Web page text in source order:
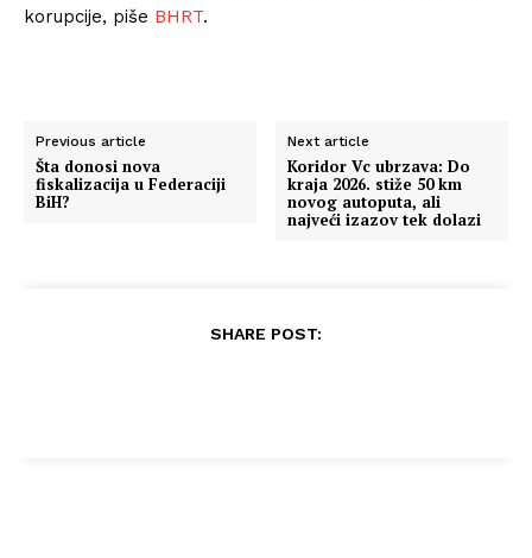
korupcije, piše BHRT.
Previous article
Šta donosi nova
fiskalizacija u Federaciji
BiH?
Next article
Koridor Vc ubrzava: Do
kraja 2026. stiže 50 km
novog autoputa, ali
najveći izazov tek dolazi
SHARE POST: